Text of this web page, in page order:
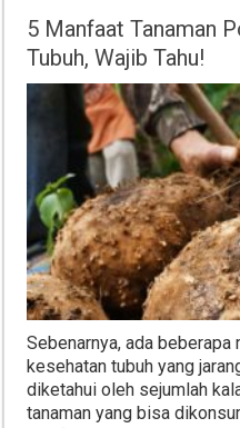
5 Manfaat Tanaman
Tubuh, Wajib Tahu!
Sebenarnya, ada beberapa
kesehatan tubuh yang
diketahui oleh sejumlah
tanaman yang bisa